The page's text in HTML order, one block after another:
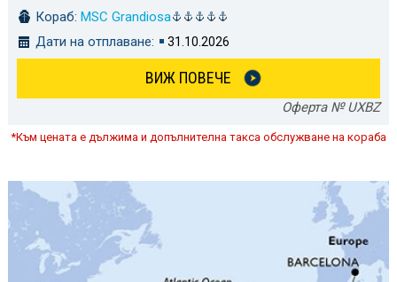
Кораб: MSC Grandiosa
Дати на отплаване:
31.10.2026
ВИЖ ПОВЕЧЕ
Оферта № UXBZ
*Към цената е дължима и допълнителна такса обслужване на кораба